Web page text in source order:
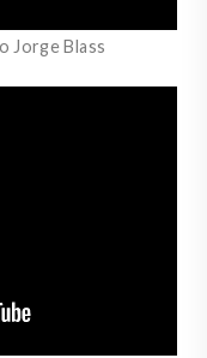
Jorge Blass